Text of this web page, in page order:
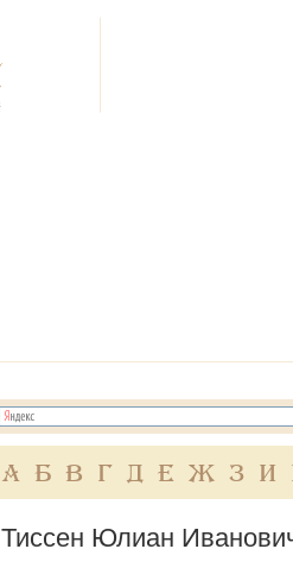
А Б В Г Д Е Ж З И
Тиссен Юлиан